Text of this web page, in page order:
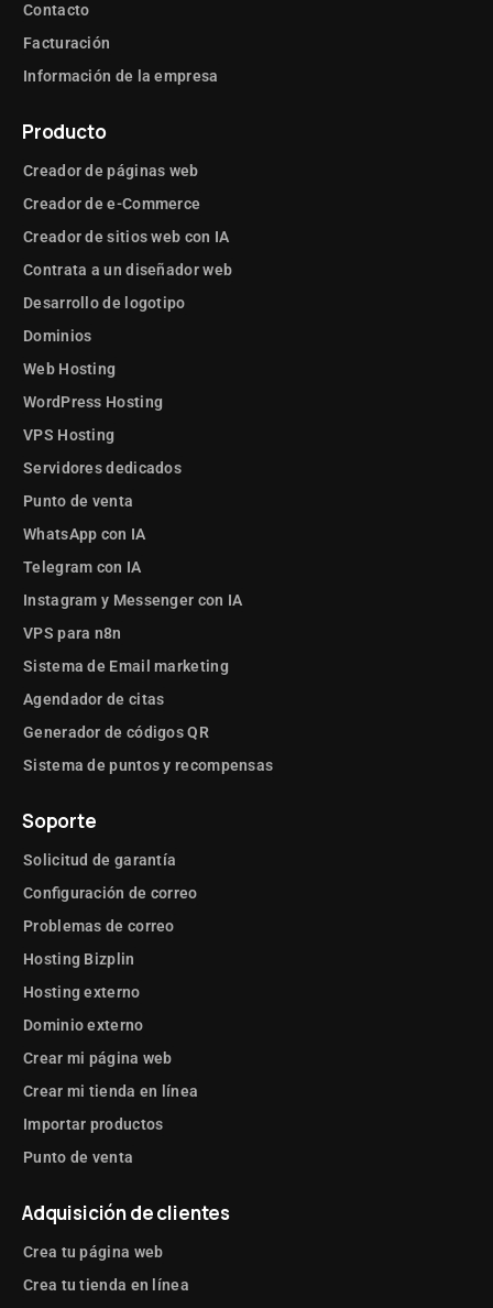
Contacto
Facturación
Información de la empresa
Producto
Creador de páginas web
Creador de e-Commerce
Creador de sitios web con IA
Contrata a un diseñador web
Desarrollo de logotipo
Dominios
Web Hosting
WordPress Hosting
VPS Hosting
Servidores dedicados
Punto de venta
WhatsApp con IA
Telegram con IA
Instagram y Messenger con IA
VPS para n8n
Sistema de Email marketing
Agendador de citas
Generador de códigos QR
Sistema de puntos y recompensas
Soporte
Solicitud de garantía
Configuración de correo
Problemas de correo
Hosting Bizplin
Hosting externo
Dominio externo
Crear mi página web
Crear mi tienda en línea
Importar productos
Punto de venta
Adquisición de clientes
Crea tu página web
Crea tu tienda en línea